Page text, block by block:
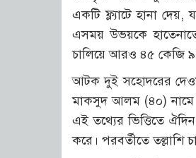
একটি ফ্ল্যাটে হানা
এসময় উভয়কে হাতেনাতে
চালিয়ে আরও ৪৫ কেজি
আটক দুই সহোদরের
মাকসুদ আলম (৪০) নামে
এই তথ্যের ভিত্তিতে
করে। পরবর্তীতে তল্লাশি